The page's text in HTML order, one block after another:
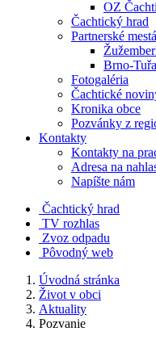
OZ
Čachtický hrad
Partnerské mestá
Brno-
Fotogaléria
Čachtické
Kronika obce
Pozvánky z
Kontakty
Kontakty na
Adresa na
Napíšte nám
Čachtický hrad
TV rozhlas
Zvoz odpadu
Pôvodný web
Úvodná stránka
Život v obci
Aktuality
Pozvanie